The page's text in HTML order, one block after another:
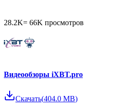
28.2K= 66K просмотров
Видеообзоры iXBT.pro
Скачать(404.0 MB)